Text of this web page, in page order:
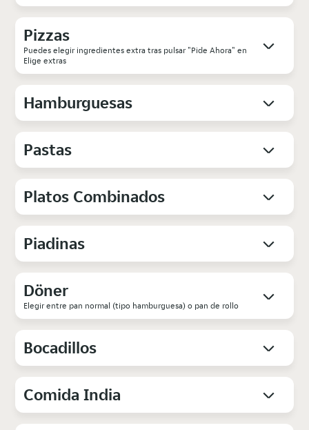
Pizzas
Puedes elegir ingredientes extra tras pulsar "Pide Ahora" en
Elige extras
Hamburguesas
Pastas
Platos Combinados
Piadinas
Döner
Elegir entre pan normal (tipo hamburguesa) o pan de rollo
Bocadillos
Comida India